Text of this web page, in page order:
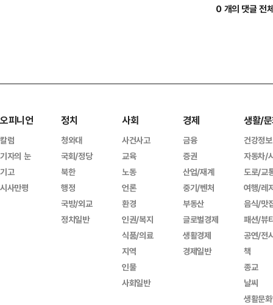
0 개의 댓글 전
오피니언
칼럼
기자의 눈
기고
시사만평
정치
청와대
국회/정당
북한
행정
국방/외교
정치일반
사회
사건사고
교육
노동
언론
환경
인권/복지
식품/의료
지역
인물
사회일반
경제
금융
증권
산업/재계
중기/벤처
부동산
글로벌경제
생활경제
경제일반
생활/
건강정보
자동차/
도로/교
여행/레
음식/맛
패션/뷰
공연/전
책
종교
날씨
생활문